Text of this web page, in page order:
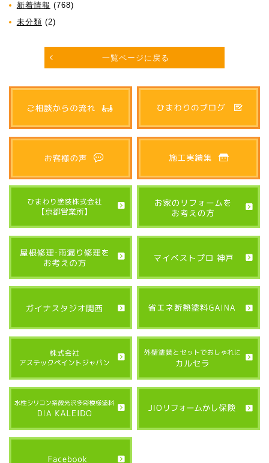
新着情報 (768)
未分類 (2)
一覧ページに戻る